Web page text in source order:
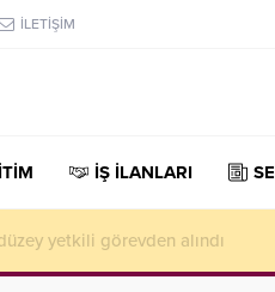
İLETİŞİM
İŞ İLANLARI
yetkili görevden alındı